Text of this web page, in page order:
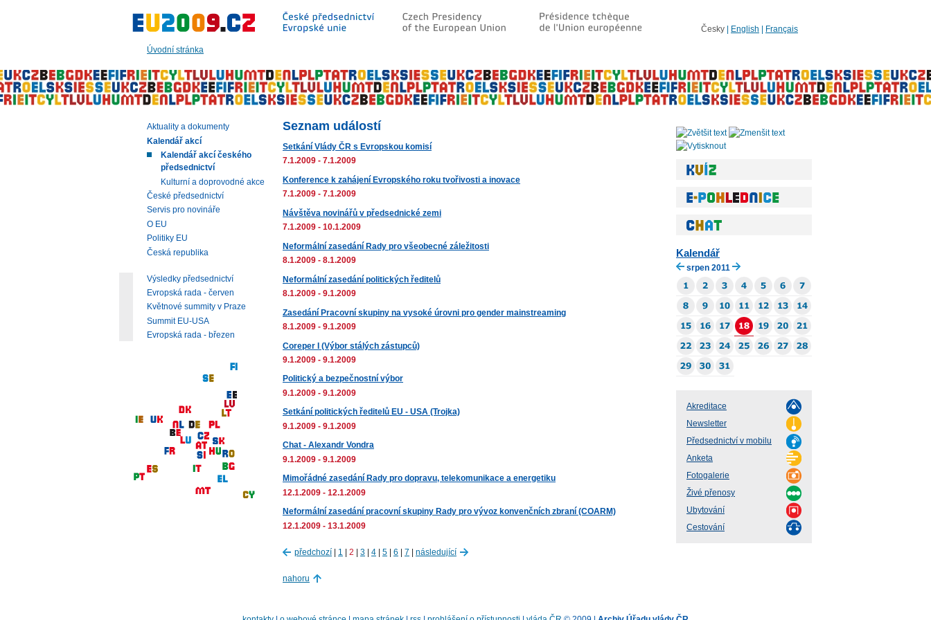
Česky English Français
Úvodní stránka
hlavní
|
navigaci
|
vyhledávání
Seznam událostí
Setkání Vlády ČR s Evropskou komisí
7.1.2009 - 7.1.2009
Konference k zahájení Evropského roku tvořivosti a inovace
7.1.2009 - 7.1.2009
Návštěva novinářů v předsednické zemi
7.1.2009 - 10.1.2009
Neformální zasedání Rady pro všeobecné záležitosti
8.1.2009 - 8.1.2009
Neformální zasedání politických ředitelů
8.1.2009 - 9.1.2009
Zasedání Pracovní skupiny na vysoké úrovni pro gender mainstreaming
8.1.2009 - 9.1.2009
Coreper I (Výbor stálých zástupců)
9.1.2009 - 9.1.2009
Politický a bezpečnostní výbor
9.1.2009 - 9.1.2009
Setkání politických ředitelů EU - USA (Trojka)
9.1.2009 - 9.1.2009
Chat - Alexandr Vondra
9.1.2009 - 9.1.2009
Mimořádné zasedání Rady pro dopravu, telekomunikace a energetiku
12.1.2009 - 12.1.2009
Neformální zasedání pracovní skupiny Rady pro vývoz konvenčních zbraní (COARM)
12.1.2009 - 13.1.2009
předchozí | 1 | 2 | 3 | 4 | 5 | 6 | 7 | následující
nahoru
Kalendář
srpen 2011
Akreditace
Newsletter
Předsednictví v mobilu
Anketa
Fotogalerie
Živé přenosy
Ubytování
Cestování
Aktuality a dokumenty
Kalendář akcí
Kalendář akcí českého
předsednictví
Kulturní a doprovodné akce
České předsednictví
Servis pro novináře
O EU
Politiky EU
Česká republika
Výsledky předsednictví
Evropská rada - červen
Květnové summity v Praze
Summit EU-USA
Evropská rada - březen